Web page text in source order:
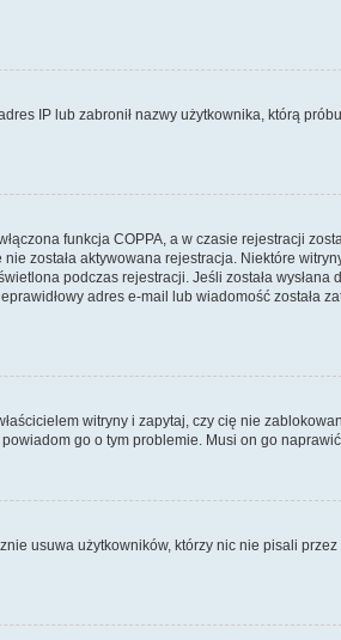
IP lub zabronił nazwy użytkownika, którą
funkcja COPPA, a w czasie rejestracji
została aktywowana rejestracja. Niektóre
podczas rejestracji. Jeśli została wysłana
adres e-mail lub wiadomość została
witryny i zapytaj, czy cię nie
go o tym problemie. Musi on go naprawić.
usuwa użytkowników, którzy nic nie pisali przez